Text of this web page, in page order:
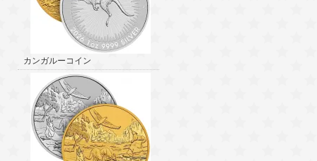
カンガルーコイン